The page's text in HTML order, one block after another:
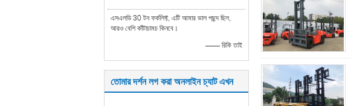
এসএলডি 30 টন ফর্কলিফ্ট, এটি আমার ভাল পছন্দ ছিল,
আরও বেশি কাঁটাচামচ কিনবে।
—— রিকি তাই
তোমার দর্শন লগ করা অনলাইন চ্যাট এখন